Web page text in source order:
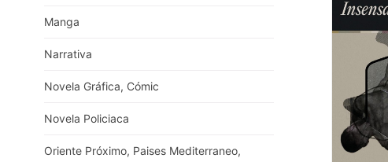
Manga
Narrativa
Novela Gráfica, Cómic
Novela Policiaca
Oriente Próximo, Paises Mediterraneo,